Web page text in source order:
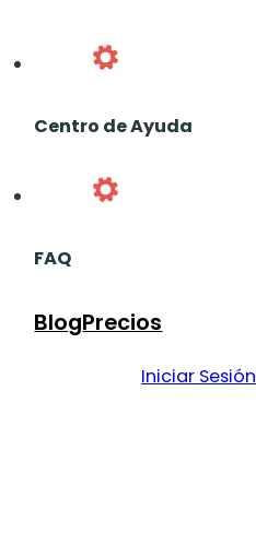
Centro de Ayuda
FAQ
BlogPrecios
Iniciar Sesión